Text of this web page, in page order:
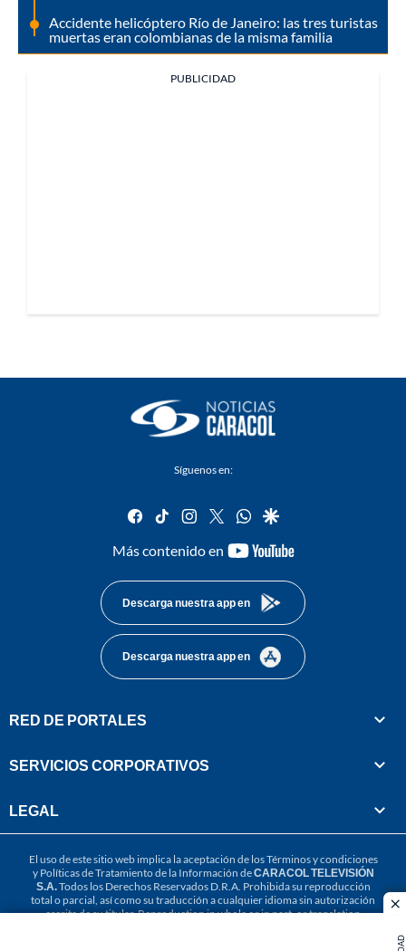
Accidente helicóptero Río de Janeiro: las tres turistas
muertas eran colombianas de la misma familia
PUBLICIDAD
Síguenos en:
facebook
tiktok instagram
twitterwhatsapp
google
Más contenido en
youtube-
Descarga nuestra app en
Descarga nuestra app en
RED DE PORTALES
SERVICIOS CORPORATIVOS
LEGAL
El uso de este sitio web implica la aceptación de losTérminos y condiciones
y Políticas de Tratamiento de la Información deCARACOL TELEVISIÓN
S.A.Todos los Derechos Reservados D.R.A. Prohibida su reproducción
total o parcial, así como su traducción a cualquier idioma sin autorización
escrita de su titular. Reproduction in whole or in part, or translation